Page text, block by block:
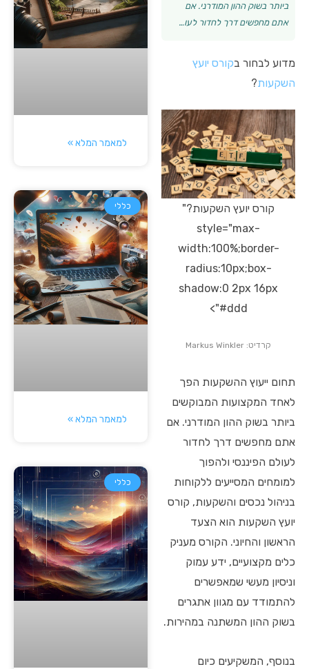
ביותר בשוק ההון המודרני. אם
אתם מחפשים דרך לחדור לעו…
מדוע לבחור בקורס יועץ
השקעות?
קורס יועץ השקעות?"
style="max-
width:100%;border-
radius:10px;box-
shadow:0 2px 16px
#ddd">
קרדיט: Markus Winkler
תחום ייעוץ ההשקעות הפך
לאחד המקצועות המבוקשים
ביותר בשוק ההון המודרני. אם
אתם מחפשים דרך לחדור
לעולם הפיננסי ולהפוך
למומחים המסייעים ללקוחות
בניהול נכסים והשקעות, קורס
יועץ השקעות הוא הצעד
הראשון והחיוני. הקורס מעניק
כלים מקצועיים, ידע עמוק
וניסיון מעשי שמאפשרים
להתמודד עם מגוון אתגרים
בשוק ההון המשתנה במהירות.
בנוסף, המשקיעים כיום
למאמר המלא »
כללי
למאמר המלא »
כללי